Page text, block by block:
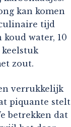
kan komen
tijd
water, 10
zout.
verrukkelijk
piquante stelt
betrekken dat